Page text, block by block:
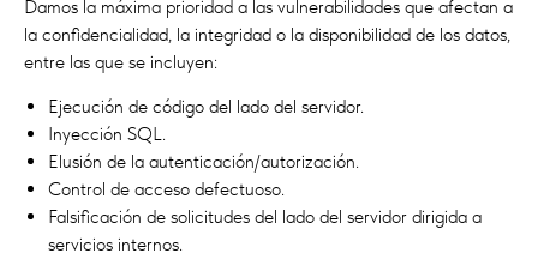
Damos la máxima prioridad a las vulnerabilidades que afectan a
la confidencialidad, la integridad o la disponibilidad de los datos,
entre las que se incluyen:
Ejecución de código del lado del servidor.
Inyección SQL.
Elusión de la autenticación/autorización.
Control de acceso defectuoso.
Falsificación de solicitudes del lado del servidor dirigida a
servicios internos.